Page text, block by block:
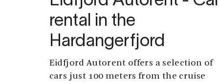
rental in the
Hardangerfjord
Eidfjord Autorent offers a selection of
cars just 100 meters from the cruise